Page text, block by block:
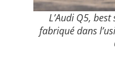
L’Audi Q5,
fabriqué dans